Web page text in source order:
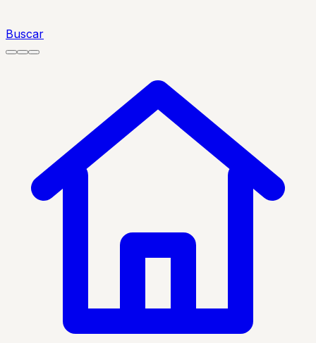
Buscar